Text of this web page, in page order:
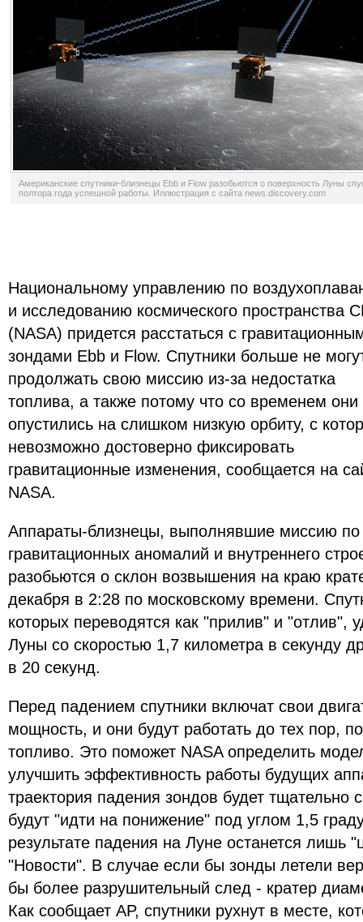
Американские спутники-близнецы Ebb и Flow разобьются о поверхность Луны
полтора года успешной работы. Иллюстрация с сайта news.discovery.com
Национальному управлению по
и исследованию космического пространства
(NASA) придется расстаться с
зондами Ebb и Flow. Спутники больше не
продолжать свою миссию из-за недостатка
топлива, а также потому что со временем они
опустились на слишком низкую орбиту, с
невозможно достоверно фиксировать
гравитационные изменения, сообщается на
NASA.
Аппараты-близнецы, выполнявшие миссию по
гравитационных аномалий и внутреннего
разобьются о склон возвышения на краю
декабря в 2:28 по московскому времени.
которых переводятся как "прилив" и "отлив",
Луны со скоростью 1,7 километра в секунду
в 20 секунд.
Перед падением спутники включат свои
мощность, и они будут работать до тех пор,
топливо. Это поможет NASA определить
улучшить эффективность работы будущих
траектория падения зондов будет тщательно
будут "идти на понижение" под углом 1,5
результате падения на Луне останется лишь
"Новости". В случае если бы зонды летели
бы более разрушительный след - кратер
Как сообщает AP, спутники рухнут в месте,